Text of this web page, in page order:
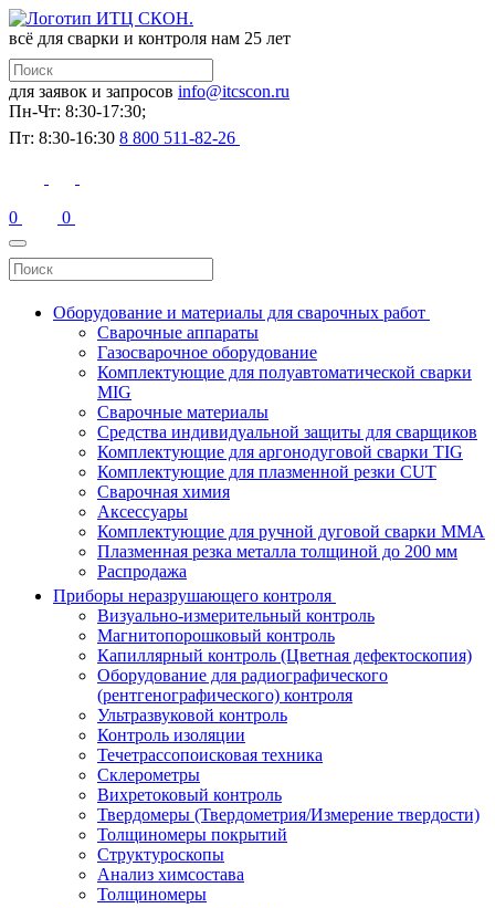
всё для сварки и контроля нам 25 лет
для заявок и запросов info@itcscon.ru
Пн-Чт: 8:30-17:30;
Пт: 8:30-16:30 8 800 511-82-26
0 0
Оборудование и материалы для сварочных работ
Сварочные аппараты
Газосварочное оборудование
Комплектующие для полуавтоматической сварки
MIG
Сварочные материалы
Средства индивидуальной защиты для сварщиков
Комплектующие для аргонодуговой сварки TIG
Комплектующие для плазменной резки CUT
Сварочная химия
Аксессуары
Комплектующие для ручной дуговой сварки MMA
Плазменная резка металла толщиной до 200 мм
Распродажа
Приборы неразрушающего контроля
Визуально-измерительный контроль
Магнитопорошковый контроль
Капиллярный контроль (Цветная дефектоскопия)
Оборудование для радиографического
(рентгенографического) контроля
Ультразвуковой контроль
Контроль изоляции
Течетрассопоисковая техника
Склерометры
Вихретоковый контроль
Твердомеры (Твердометрия/Измерение твердости)
Толщиномеры покрытий
Структуроскопы
Анализ химсостава
Толщиномеры